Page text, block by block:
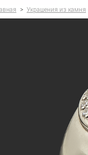
> Украшения из камня